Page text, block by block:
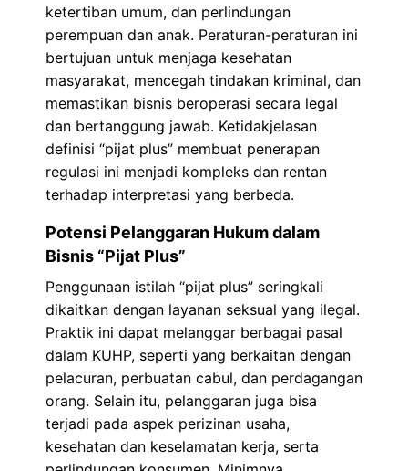
ketertiban umum, dan perlindungan
perempuan dan anak. Peraturan-peraturan ini
bertujuan untuk menjaga kesehatan
masyarakat, mencegah tindakan kriminal, dan
memastikan bisnis beroperasi secara legal
dan bertanggung jawab. Ketidakjelasan
definisi “pijat plus” membuat penerapan
regulasi ini menjadi kompleks dan rentan
terhadap interpretasi yang berbeda.
Potensi Pelanggaran Hukum dalam
Bisnis “Pijat Plus”
Penggunaan istilah “pijat plus” seringkali
dikaitkan dengan layanan seksual yang ilegal.
Praktik ini dapat melanggar berbagai pasal
dalam KUHP, seperti yang berkaitan dengan
pelacuran, perbuatan cabul, dan perdagangan
orang. Selain itu, pelanggaran juga bisa
terjadi pada aspek perizinan usaha,
kesehatan dan keselamatan kerja, serta